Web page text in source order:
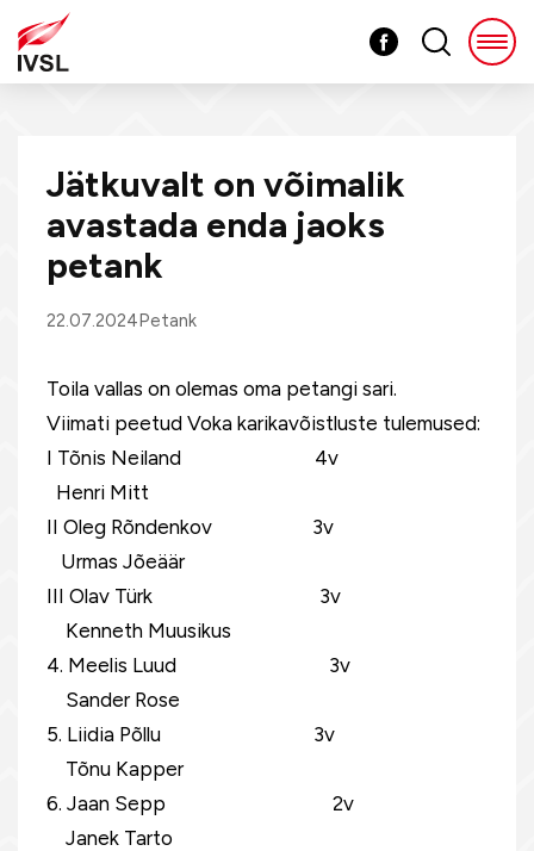
Jätkuvalt on võimalik
avastada enda jaoks
petank
22.07.2024Petank
Toila vallas on olemas oma petangi sari.
Viimati peetud Voka karikavõistluste tulemused:
I Tõnis Neiland 4v
Henri Mitt
II Oleg Rõndenkov 3v
Urmas Jõeäär
III Olav Türk 3v
Kenneth Muusikus
4. Meelis Luud 3v
Sander Rose
5. Liidia Põllu 3v
Tõnu Kapper
6. Jaan Sepp 2v
Janek Tarto